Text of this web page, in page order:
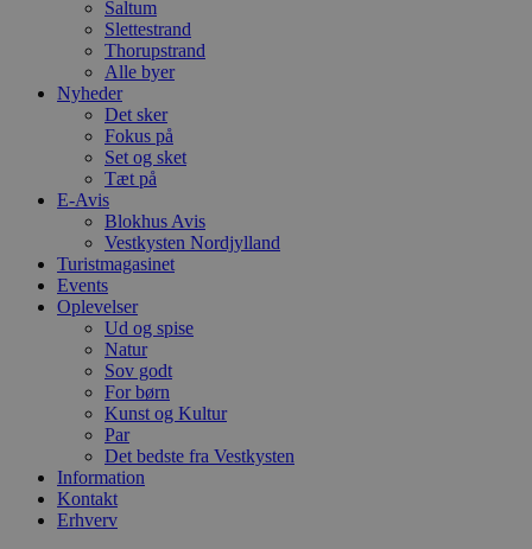
Saltum
Slettestrand
Thorupstrand
Alle byer
Nyheder
Det sker
Fokus på
Set og sket
Tæt på
E-Avis
Blokhus Avis
Vestkysten Nordjylland
Turistmagasinet
Events
Oplevelser
Ud og spise
Natur
Sov godt
For børn
Kunst og Kultur
Par
Det bedste fra Vestkysten
Information
Kontakt
Erhverv